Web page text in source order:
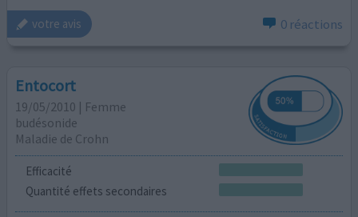
votre avis 0 réactions
Entocort
19/05/2010 | Femme
budésonide
Maladie de Crohn
Efficacité
Quantité effets secondaires